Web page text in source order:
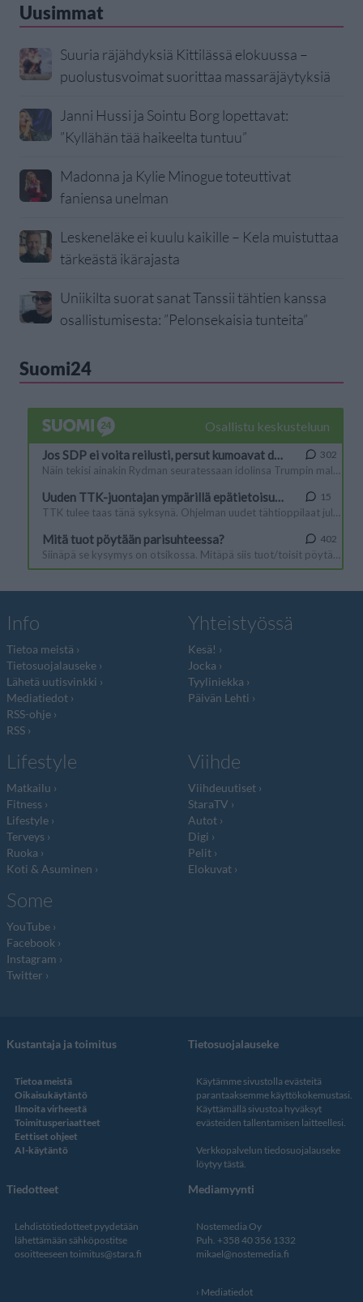
Uusimmat
Suuria räjähdyksiä Kittilässä elokuussa –
puolustusvoimat suorittaa massaräjäytyksiä
Janni Hussi ja Sointu Borg lopettavat:
”Kyllähän tää haikeelta tuntuu”
Madonna ja Kylie Minogue toteuttivat
faniensa unelman
Leskeneläke ei kuulu kaikille – Kela muistuttaa
tärkeästä ikärajasta
Uniikilta suorat sanat Tanssii tähtien kanssa
osallistumisesta: ”Pelonsekaisia tunteita”
Suomi24
Info
Tietoa meistä
Tietosuojalauseke
Lähetä uutisvinkki
Mediatiedot
RSS-ohje
RSS
Yhteistyössä
Kesä!
Jocka
Tyyliniekka
Päivän Lehti
Lifestyle
Matkailu
Fitness
Lifestyle
Terveys
Ruoka
Koti & Asuminen
Viihde
Viihdeuutiset
StaraTV
Autot
Digi
Pelit
Elokuvat
Some
YouTube
Facebook
Instagram
Twitter
Kustantaja ja toimitus
Tietoa meistä
Oikaisukäytäntö
Ilmoita virheestä
Toimitusperiaatteet
Eettiset ohjeet
AI-käytäntö
Tietosuojalauseke
Käytämme sivustolla evästeitä
parantaaksemme käyttökokemustasi.
Käyttämällä sivustoa hyväksyt
evästeiden tallentamisen laitteellesi.
Verkkopalvelun tiedosuojalauseke
löytyy tästä
Tiedotteet
Lehdistötiedotteet pyydetään
lähettämään sähköpostitse
osoitteeseen toimitus@stara.fi
Mediamyynti
Nostemedia Oy
Puh. +358 40 356 1332
mikael@nostemedia.fi
Mediatiedot